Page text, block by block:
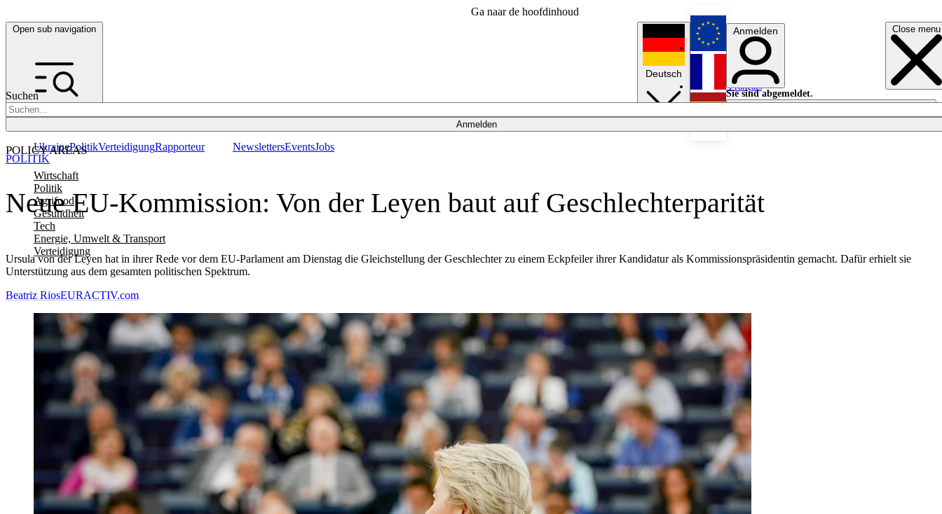
Ga naar de hoofdinhoud
Open sub navigation Close menu
Suchen
Anmelden
POLICY AREAS
Wirtschaft
Politik
Agrifood
Gesundheit
Tech
Energie, Umwelt & Transport
Verteidigung
UkrainePolitikVerteidigungRapporteur NewslettersEventsJobs
Deutsch
English
Français
Anmelden
Sie sind abgemeldet.
Anmelden
Licht aus
Neue EU-Kommission: Von der Leyen baut auf Geschlechterparität
Ursula von der Leyen hat in ihrer Rede vor dem EU-Parlament am Dienstag die Gleichstellung der Geschlechter zu einem Eckpfeiler ihrer Kandidatur als Kommissionspräsidentin gemacht. Dafür erhielt sie
Unterstützung aus dem gesamten politischen Spektrum.
POLITIK
Beatriz RiosEURACTIV.com